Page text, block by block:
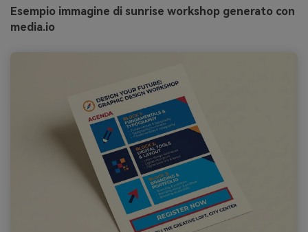
Esempio immagine di sunrise workshop generato con
media.io